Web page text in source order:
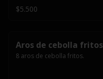
$5.500
Aros de cebolla fritos
8 aros de cebolla fritos.